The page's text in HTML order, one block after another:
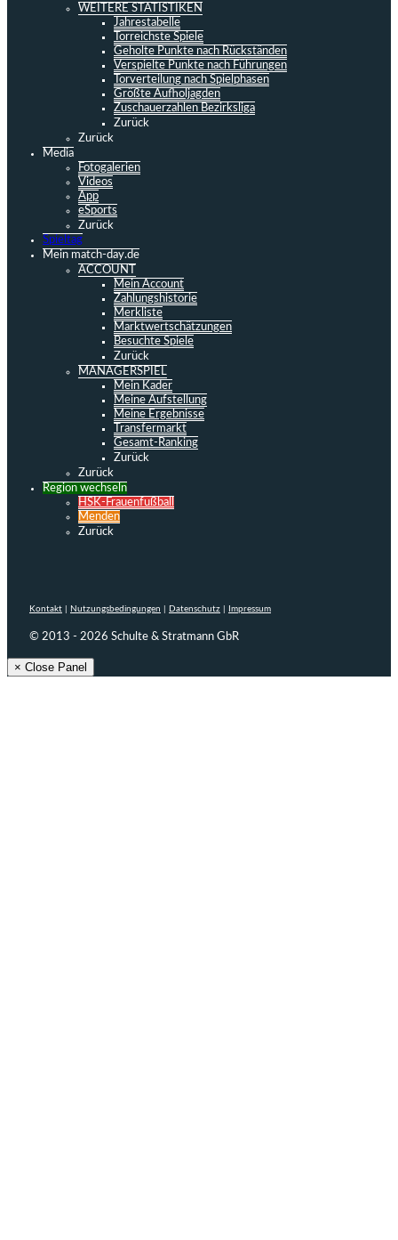
WEITERE STATISTIKEN
Jahrestabelle
Torreichste Spiele
Geholte Punkte nach Rückständen
Verspielte Punkte nach Führungen
Torverteilung nach Spielphasen
Größte Aufholjagden
Zuschauerzahlen Bezirksliga
Zurück
Zurück
Media
Fotogalerien
Videos
App
eSports
Zurück
Spieltag
Mein match-day.de
ACCOUNT
Mein Account
Zahlungshistorie
Merkliste
Marktwertschätzungen
Besuchte Spiele
Zurück
MANAGERSPIEL
Mein Kader
Meine Aufstellung
Meine Ergebnisse
Transfermarkt
Gesamt-Ranking
Zurück
Zurück
Region wechseln
HSK-Frauenfußball
Menden
Zurück
Kontakt Nutzungsbedingungen Datenschutz Impressum
© 2013 - 2026 Schulte & Stratmann GbR
× Close Panel